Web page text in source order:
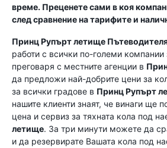
време. Преценете сами в коя
след сравнение на тарифите и
Принц Рупърт летище
работи с всички по-големи
преговаря с местните агенции в
да предложи най-добрите цени за
за всички градове в Принц Рупърт
нашите клиенти знаят, че винаги ще
цена и сервиз за тяхната кола под
летище. За три минути можете да
и да резервирате Вашата кола под